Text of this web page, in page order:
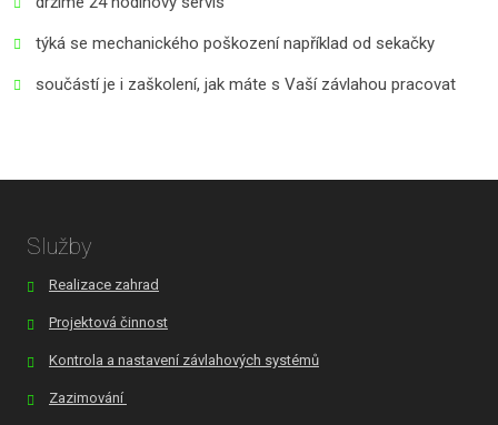
týká se mechanického poškození například od sekačky
součástí je i zaškolení, jak máte s Vaší závlahou pracovat
Služby
Realizace zahrad
Projektová činnost
Kontrola a nastavení závlahových systémů
Zazimování